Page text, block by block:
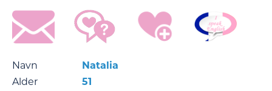
Navn
Natalia
Alder
51